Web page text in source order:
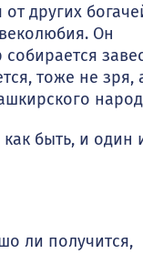
других
Он
тоже не зря,
быть, и один
ли получится,